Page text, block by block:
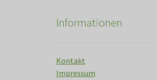
Informationen
Kontakt
Impressum